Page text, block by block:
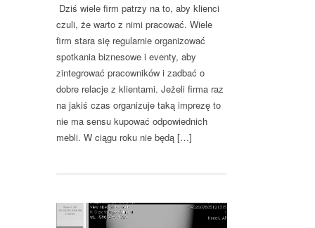
Dziś wiele firm patrzy na to, aby klienci
czuli, że warto z nimi pracować. Wiele
firm stara się regularnie organizować
spotkania biznesowe i eventy, aby
zintegrować pracowników i zadbać o
dobre relacje z klientami. Jeżeli firma raz
na jakiś czas organizuje taką imprezę to
nie ma sensu kupować odpowiednich
mebli. W ciągu roku nie będą […]